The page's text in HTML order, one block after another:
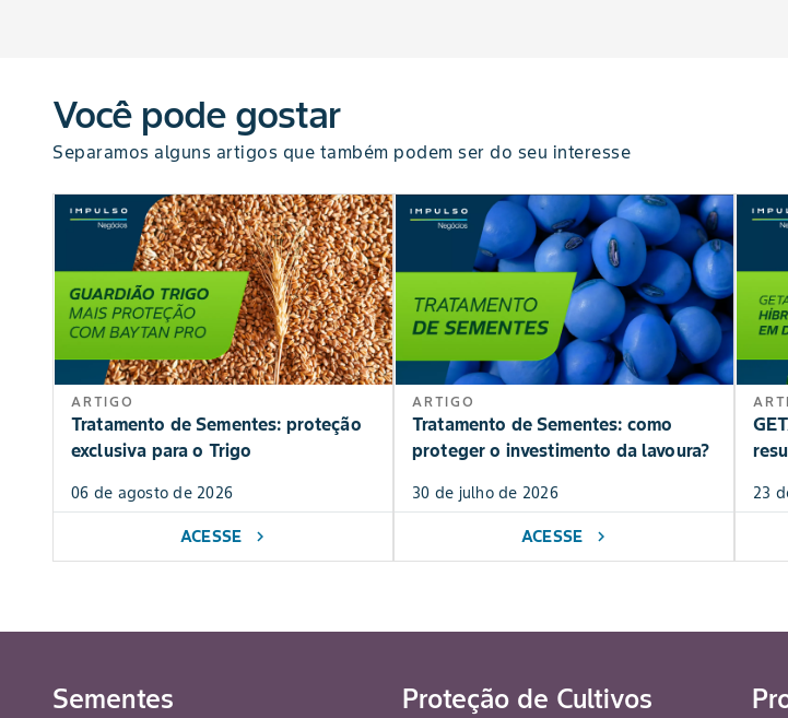
Você pode gostar
Separamos alguns artigos que também podem ser do seu interesse
ARTIGO
Tratamento de Sementes: proteção
exclusiva para o Trigo
06 de agosto de 2026
ACESSE chevron_right
ARTIGO
Tratamento de Sementes: como
proteger o investimento da lavoura?
30 de julho de 2026
ACESSE chevron_right
23
Sementes Proteção de Cultivos